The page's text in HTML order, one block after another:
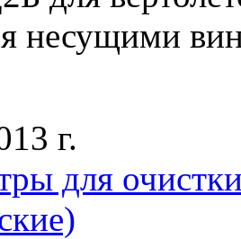
несущими
г.
для